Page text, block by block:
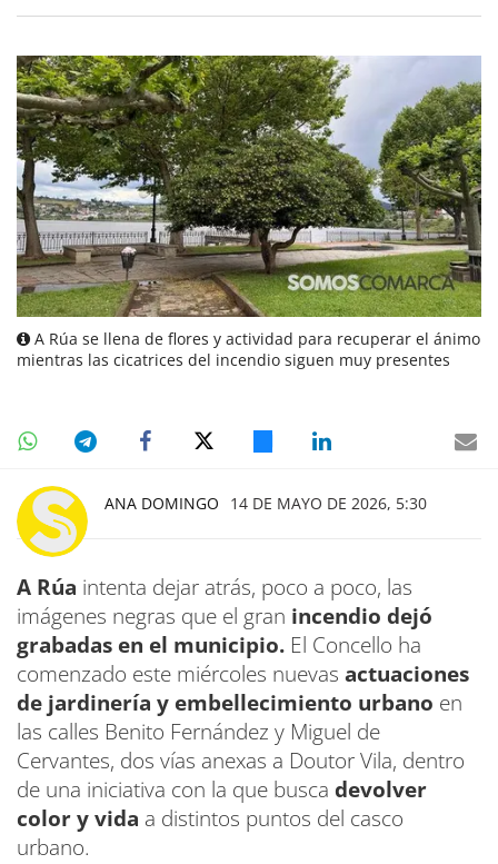
A Rúa se llena de flores y actividad para recuperar el ánimo
mientras las cicatrices del incendio siguen muy presentes
ANA DOMINGO 14 DE MAYO DE 2026, 5:30
A Rúa intenta dejar atrás, poco a poco, las
imágenes negras que el gran incendio dejó
grabadas en el municipio. El Concello ha
comenzado este miércoles nuevas actuaciones
de jardinería y embellecimiento urbano en
las calles Benito Fernández y Miguel de
Cervantes, dos vías anexas a Doutor Vila, dentro
de una iniciativa con la que busca devolver
color y vida a distintos puntos del casco
urbano.